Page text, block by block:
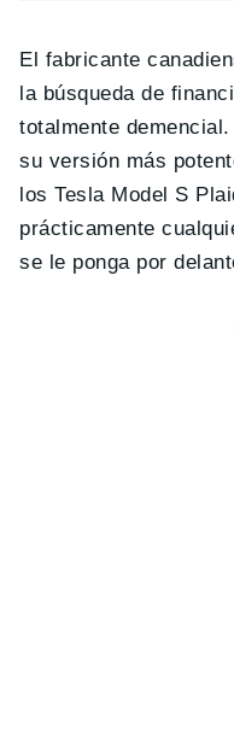
El fabricante
la búsqueda de
totalmente
su versión más
los Tesla Model S
prácticamente
se le ponga por